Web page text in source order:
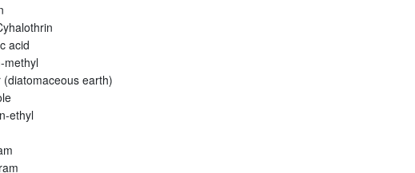
acid
methyl
(diatomaceous earth)
ethyl